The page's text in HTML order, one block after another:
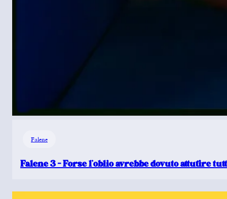
Falene
Falene 3 – Forse l’oblio avrebbe dovuto attutire